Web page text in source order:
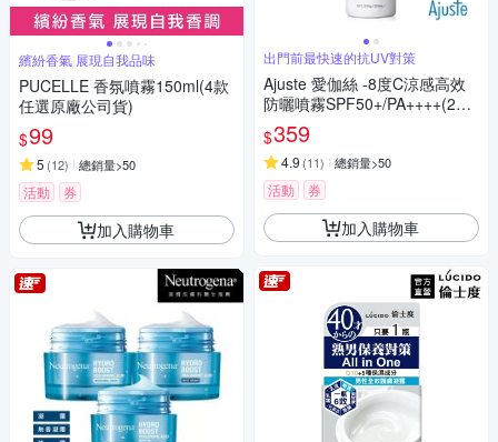
繽紛香氣 展現自我品味
PUCELLE 香氛噴霧150ml(4款
任選原廠公司貨)
$99
5 (12) 總銷量>50
活動 券
加入購物車
出門前最快速的抗UV對策
Ajuste 愛伽絲 -8度C涼感高效
防曬噴霧SPF50+/PA++++(200
g)-積雪草 日本製
$359
4.9 (11) 總銷量>50
活動 券
加入購物車